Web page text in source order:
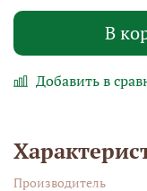
В
Добавить в
Производитель